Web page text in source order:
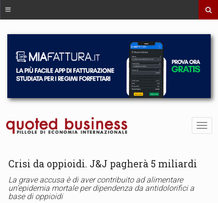
Crisi da oppioidi. J&J pagherà 5 miliardi
La grave accusa è di aver contribuito ad alimentare
un’epidemia mortale per dipendenza da antidolorifici a
base di oppioidi